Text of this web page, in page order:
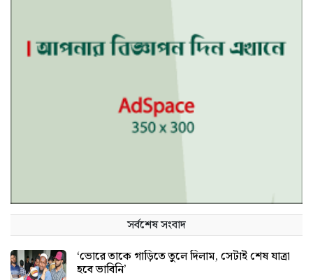
সর্বশেষ সংবাদ
‘ভোরে তাকে গাড়িতে তুলে দিলাম, সেটাই শেষ যাত্রা
হবে ভাবিনি’